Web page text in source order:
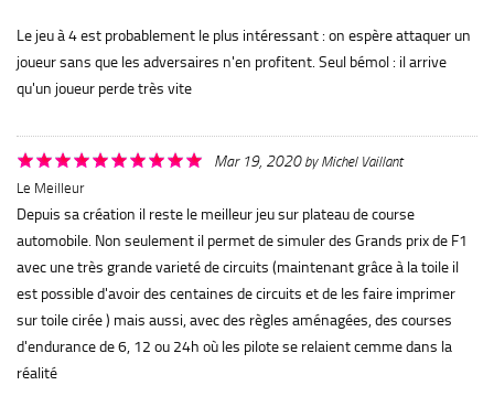
Le jeu à 4 est probablement le plus intéressant : on espère attaquer un
joueur sans que les adversaires n'en profitent. Seul bémol : il arrive
qu'un joueur perde très vite
Mar 19, 2020by Michel Vaillant
Le Meilleur
Depuis sa création il reste le meilleur jeu sur plateau de course
automobile. Non seulement il permet de simuler des Grands prix de F1
avec une très grande varieté de circuits (maintenant grâce à la toile il
est possible d'avoir des centaines de circuits et de les faire imprimer
sur toile cirée ) mais aussi, avec des règles aménagées, des courses
d'endurance de 6, 12 ou 24h où les pilote se relaient cemme dans la
réalité